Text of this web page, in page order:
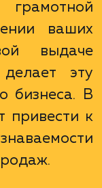
продаж.
о